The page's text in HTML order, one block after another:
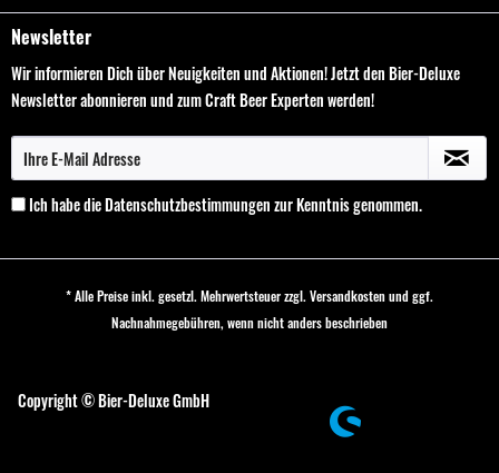
Newsletter
Wir informieren Dich über Neuigkeiten und Aktionen! Jetzt den Bier-Deluxe
Newsletter abonnieren und zum Craft Beer Experten werden!
Ich habe dieDatenschutzbestimmungenzur Kenntnis genommen.
* Alle Preise inkl. gesetzl. Mehrwertsteuer zzgl. Versandkostenund ggf.
Nachnahmegebühren, wenn nicht anders beschrieben
Copyright © Bier-Deluxe GmbH